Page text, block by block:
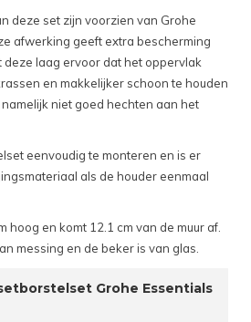
deze set zijn voorzien van Grohe
afwerking geeft extra bescherming
deze laag ervoor dat het oppervlak
en makkelijker schoon te houden
niet goed hechten aan het
eenvoudig te monteren en is er
als de houder eenmaal
hoog en komt 12.1 cm van de muur af.
messing en de beker is van glas.
Grohe Essentials